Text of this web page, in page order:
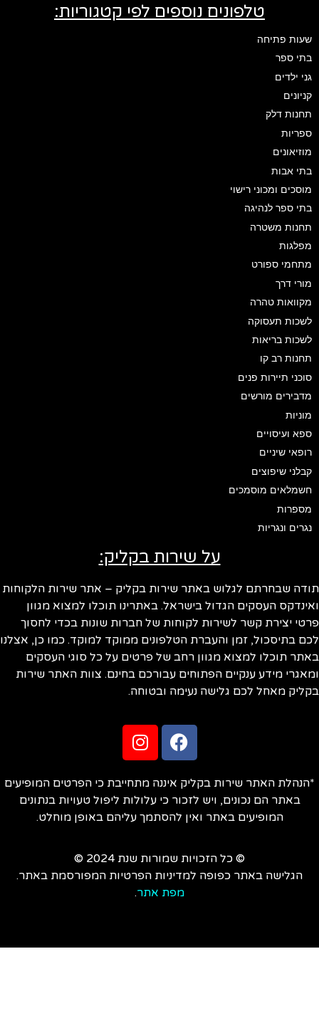
טלפונים נוספים לפי קטגוריות:
שעות פתיחה
בתי ספר
גני ילדים
קניונים
תחנות דלק
ספריות
מוזיאונים
בתי אבות
מוסכים ומכוני רישוי
בתי ספר לנהיגה
תחנות משטרה
מפלגות
מתחמי ספורט
מורי דרך
מקוואות טהרה
לשכות תעסוקה
לשכות בריאות
תחנות רב קו
סוכני תיירות פנים
מדבירים מורשים
מוניות
ספא ועיסויים
רופאי שיניים
קבלני שיפוצים
חשמלאים מוסמכים
מספרות
נגרים ונגריות
על שירות בקליק:
שבחרתם לגלוש באתר שירות בקליק – אתר שירות הלקוחות
העסקים הגדול בישראל. באתרינו תוכלו למצוא מגוון
יצירת קשר לשירות לקוחות של חברות שונות בכדי לחסוך
בתיסכול, זמן והעברת הטלפונים ממוקד למוקד. כמו כן, אצלנו
תוכלו למצוא מגוון רחב של פרטים על כל סוגי העסקים
מידע ענקיים הפתוחים עבורכם בחינם. צוות האתר שירות
מאחל לכם גלישה נעימה ובטוחה.
האתר שירות בקליק איננה מתחייבת כי הפרטים המופיעים
באתר הם נכונים, ויש לזכור כי עלולות ליפול טעויות בנתונים
המופיעים באתר ואין להסתמך עליהם באופן מוחלט.
© כל הזכויות שמורות שנת 2024 ©
הגלישה באתר כפופה למדיניות הפרטיות המפורסמת באתר.
מפת אתר.